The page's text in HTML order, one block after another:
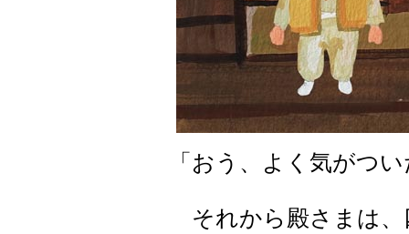
「おう、よく気がつ
それから殿さまは、